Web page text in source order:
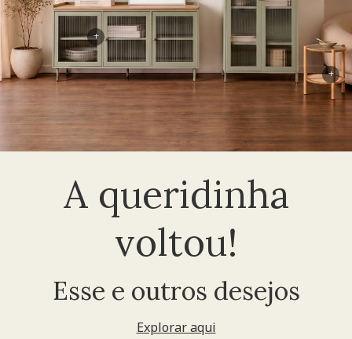
A queridinha
voltou!
Esse e outros desejos
Explorar aqui
+
+